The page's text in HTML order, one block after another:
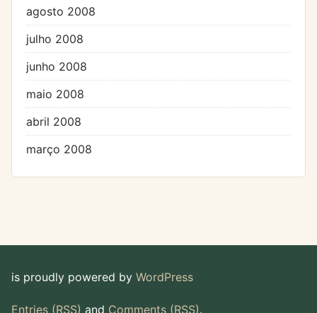
agosto 2008
julho 2008
junho 2008
maio 2008
abril 2008
março 2008
is proudly powered by WordPress
Entries (RSS) and Comments (RSS).